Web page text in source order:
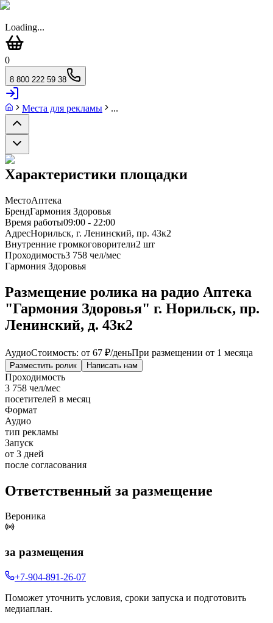
Loading...
0
8 800 222 59 38
Места для рекламы ...
Характеристики площадки
МестоАптека
БрендГармония Здоровья
Время работы09:00 - 22:00
АдресНорильск, г. Ленинский, пр. 43к2
Внутренние громкоговорители2 шт
Проходимость3 758 чел/мес
Гармония Здоровья
Размещение ролика на радио Аптека
"Гармония Здоровья" г. Норильск, пр.
Ленинский, д. 43к2
АудиоСтоимость: от 67 ₽/деньПри размещении от 1 месяца
Разместить ролик Написать нам
Проходимость
3 758 чел/мес
посетителей в месяц
Формат
Аудио
тип рекламы
Запуск
от 3 дней
после согласования
Ответственный за размещение
Вероника
за размещения
+7-904-891-26-07
Поможет уточнить условия, сроки запуска и подготовить
медиаплан.